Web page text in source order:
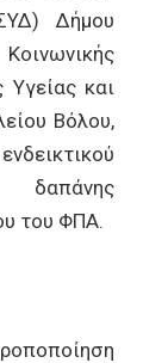
Δήμου
και
Βόλου,
δαπάνης
του ΦΠΑ.